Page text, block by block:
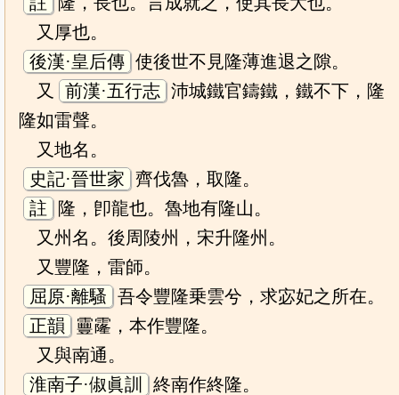
又厚也。
後漢·皇后傳 使後世不見隆薄進退之隙。
又
前漢·五行志 沛城鐵官鑄鐵，鐵不下，隆
隆如雷聲。
又地名。
史記·晉世家 齊伐魯，取隆。
註
隆，卽龍也。魯地有隆山。
又州名。後周陵州，宋升隆州。
又豐隆，雷師。
屈原·離騷 吾令豐隆乗雲兮，求宓妃之所在。
正韻
靊霳，本作豐隆。
又與南通。
淮南子·俶眞訓
終南作終隆。